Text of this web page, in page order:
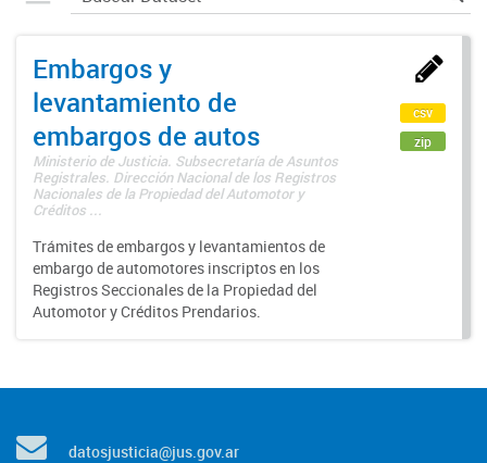
Embargos y
levantamiento de
embargos de autos
Ministerio de Justicia. Subsecretaría de Asuntos
Registrales. Dirección Nacional de los Registros
Nacionales de la Propiedad del Automotor y
Créditos ...
Trámites de embargos y levantamientos de
embargo de automotores inscriptos en los
Registros Seccionales de la Propiedad del
Automotor y Créditos Prendarios.
csv
zip
datosjusticia@jus.gov.ar